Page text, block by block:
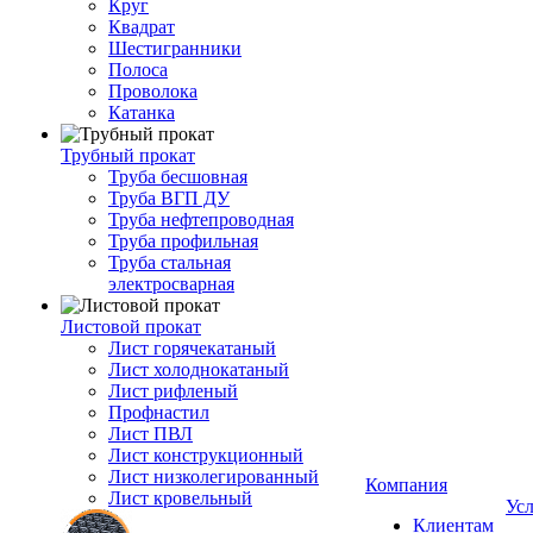
Круг
Квадрат
Шестигранники
Полоса
Проволока
Катанка
Трубный прокат
Труба бесшовная
Труба ВГП ДУ
Труба нефтепроводная
Труба профильная
Труба стальная
электросварная
Листовой прокат
Лист горячекатаный
Лист холоднокатаный
Лист рифленый
Профнастил
Лист ПВЛ
Лист конструкционный
Лист низколегированный
Лист кровельный
Компания
Клиентам